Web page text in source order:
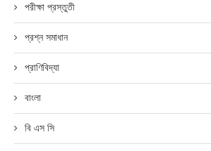
পরীক্ষা প্রস্তুতী
প্রশ্ন সমাধান
প্রাণিবিদ্যা
বাংলা
বি এস সি